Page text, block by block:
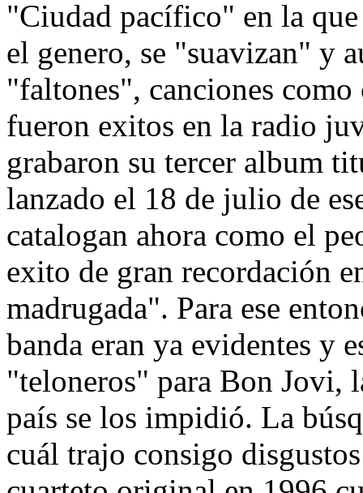
"Ciudad pacífico" en la
el genero, se "suavizan" y
"faltones", canciones
fueron exitos en la radio
grabaron su tercer album
lanzado el 18 de julio de
catalogan ahora como el
exito de gran recordación
madrugada". Para ese
banda eran ya evidentes y
"teloneros" para Bon Jovi,
país se los impidió. La
cuál trajo consigo